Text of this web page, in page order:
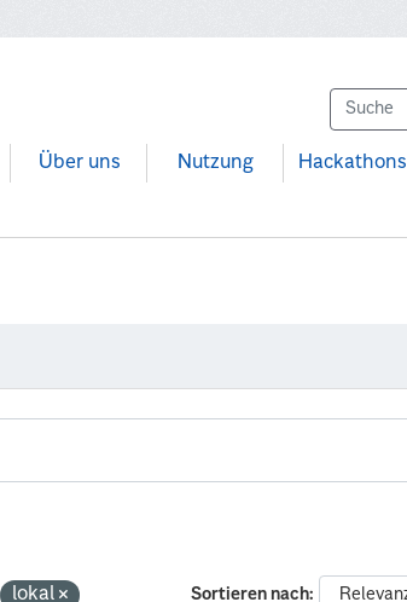
Über uns Nutzung Hackathons
Sortieren nach
lokal